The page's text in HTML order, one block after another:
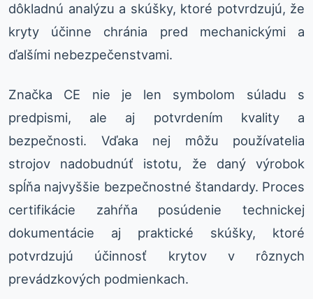
dôkladnú analýzu a skúšky, ktoré potvrdzujú, že
kryty účinne chránia pred mechanickými a
ďalšími nebezpečenstvami.
Značka CE nie je len symbolom súladu s
predpismi, ale aj potvrdením kvality a
bezpečnosti. Vďaka nej môžu používatelia
strojov nadobudnúť istotu, že daný výrobok
spĺňa najvyššie bezpečnostné štandardy. Proces
certifikácie zahŕňa posúdenie technickej
dokumentácie aj praktické skúšky, ktoré
potvrdzujú účinnosť krytov v rôznych
prevádzkových podmienkach.